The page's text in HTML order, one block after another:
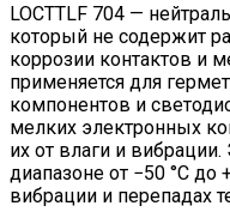
LOCTTLF 704 —
который не содержит
коррозии контактов и
применяется для
компонентов и
мелких электронных
их от влаги и
диапазоне от −50 °C до
вибрации и перепадах